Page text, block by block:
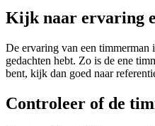
Kijk naar ervaring
De ervaring van een timmerman
gedachten hebt. Zo is de ene
bent, kijk dan goed naar
Controleer of de